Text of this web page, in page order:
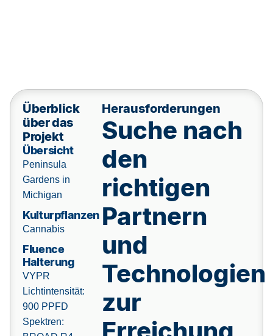
Überblick
über das
Projekt
Übersicht
Peninsula
Gardens in
Michigan
Kulturpflanzen
Cannabis
Fluence
Halterung
VYPR
Lichtintensität:
900 PPFD
Spektren:
Herausforderungen
Suche nach
den
richtigen
Partnern
und
Technologien
zur